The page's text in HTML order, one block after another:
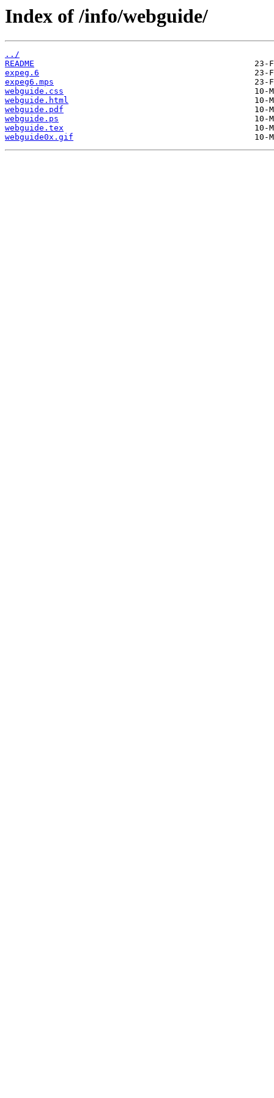
Index of /info/webguide/
../
README
expeg.6
expeg6.mps
webguide.css
webguide.html
webguide.pdf
webguide.ps
webguide.tex
webguide0x.gif